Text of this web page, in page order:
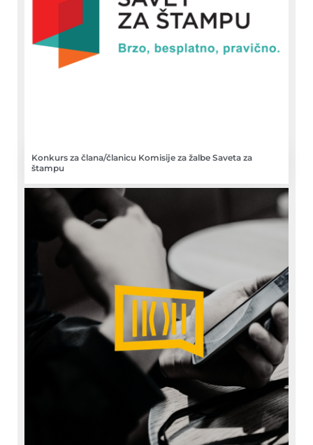
Konkurs za člana/članicu Komisije za žalbe Saveta za
štampu